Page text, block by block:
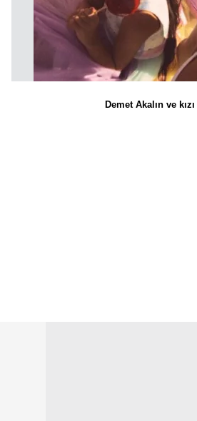
almak için lütfentıklayınız.
Demet Akalın ve